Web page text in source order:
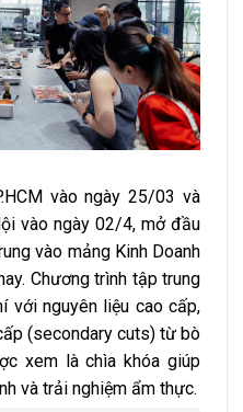
vào ngày 25/03 và
vào ngày 02/4, mở đầu
vào mảng Kinh Doanh
Chương trình tập trung
với nguyên liệu cao cấp,
(secondary cuts) từ bò
xem là chìa khóa giúp
và trải nghiệm ẩm thực.